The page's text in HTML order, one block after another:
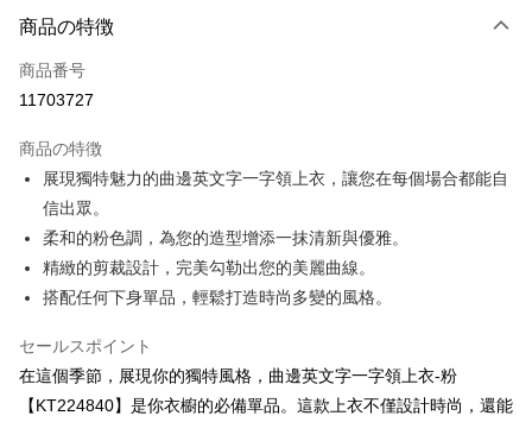
クレジットカード1回払い
コンビニ店頭代金引換
Apple Pay
JKOPAY
Google Pay
OP Pay Later
【OP Pay Later 使用説明】
1. 本サービスは台湾大哥大によって提供され、台湾大哥大のユーザーは追
加の申請なしで即時に利用可能です。
AFTEE代金後払い
説明
商品の特徴
商品番号
11703727
商品の特徴
展現獨特魅力的曲邊英文字一字領上衣，讓您在每個場合都能自
信出眾。
柔和的粉色調，為您的造型增添一抹清新與優雅。
精緻的剪裁設計，完美勾勒出您的美麗曲線。
搭配任何下身單品，輕鬆打造時尚多變的風格。
セールスポイント
在這個季節，展現你的獨特風格，曲邊英文字一字領上衣-粉
【KT224840】是你衣櫥的必備單品。這款上衣不僅設計時尚，還能